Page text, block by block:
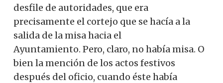
desfile de autoridades, que era
precisamente el cortejo que se hacía a la
salida de la misa hacia el
Ayuntamiento. Pero, claro, no había misa. O
bien la mención de los actos festivos
después del oficio, cuando éste había